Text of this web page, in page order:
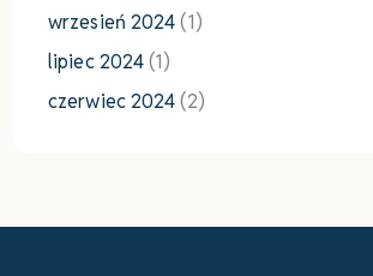
wrzesień 2024(1)
lipiec 2024(1)
czerwiec 2024(2)